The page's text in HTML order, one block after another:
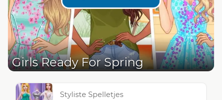
Girls Ready For Spring
Styliste Spelletjes